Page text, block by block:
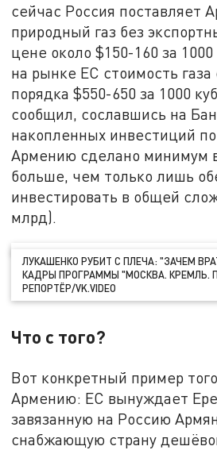
сейчас Россия поставляет
природный газ без
цене около $150-160 за
на рынке ЕС стоимость газа
порядка $550-650 за 1000
сообщил, сославшись на
накопленных инвестиций
Армению сделано минимум
больше, чем только лишь
инвестировать в общей
млрд).
ЛУКАШЕНКО РУБИТ С ПЛЕЧА: "ЗАЧЕМ
КАДРЫ ПРОГРАММЫ "МОСКВА. КРЕМЛЬ.
РЕПОРТЁР/VK.VIDEO
Что с того?
Вот конкретный пример
Армению: ЕС вынуждает
завязанную на Россию
снабжающую страну